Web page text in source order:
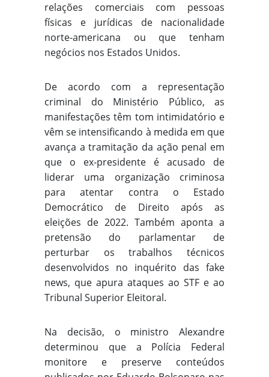
relações comerciais com pessoas
físicas e jurídicas de nacionalidade
norte-americana ou que tenham
negócios nos Estados Unidos.
De acordo com a representação
criminal do Ministério Público, as
manifestações têm tom intimidatório e
vêm se intensificando à medida em que
avança a tramitação da ação penal em
que o ex-presidente é acusado de
liderar uma organização criminosa
para atentar contra o Estado
Democrático de Direito após as
eleições de 2022. Também aponta a
pretensão do parlamentar de
perturbar os trabalhos técnicos
desenvolvidos no inquérito das fake
news, que apura ataques ao STF e ao
Tribunal Superior Eleitoral.
Na decisão, o ministro Alexandre
determinou que a Polícia Federal
monitore e preserve conteúdos